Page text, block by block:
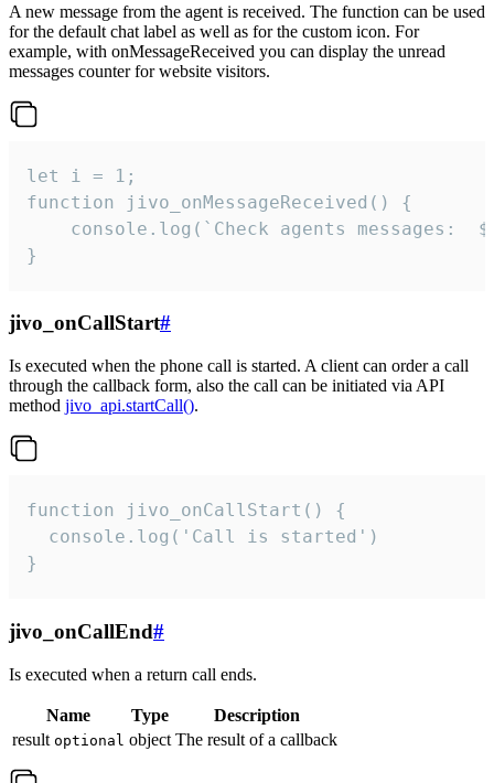
A new message from the agent is received. The function can be used
for the default chat label as well as for the custom icon. For
example, with onMessageReceived you can display the unread
messages counter for website visitors.
let i = 1;
function jivo_onMessageReceived() {
}
jivo_onCallStart#
Is executed when the phone call is started. A client can order a call
through the callback form, also the call can be initiated via API
method jivo_api.startCall().
function jivo_onCallStart() {
  console.log('Call is started')
}
jivo_onCallEnd#
Is executed when a return call ends.
Name Type
Description
result optional object The result of a callback